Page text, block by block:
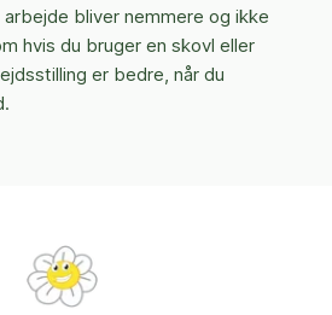
arbejde bliver nemmere og ikke
hvis du bruger en skovl eller
er bedre, når du